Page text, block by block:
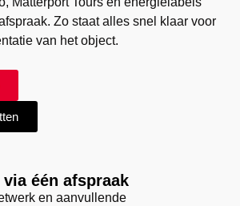
Zo staat alles snel klaar voor
van het object.
één afspraak
en aanvullende